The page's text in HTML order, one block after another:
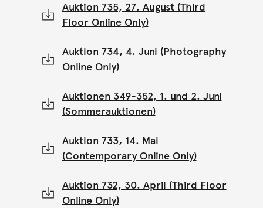
Auktion 735, 27. August (Third
Floor Online Only)
Auktion 734, 4. Juni (Photography
Online Only)
Auktionen 349-352, 1. und 2. Juni
(Sommerauktionen)
Auktion 733, 14. Mai
(Contemporary Online Only)
Auktion 732, 30. April (Third Floor
Online Only)